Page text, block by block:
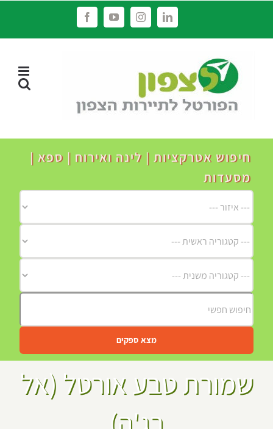
LinkedIn
Instagram
YouTube
Facebook
חיפוש אטרקציות | לינה ואירוח | ספא |
מסעדות
מצא ספקים
שמורת טבע אורטל (אל